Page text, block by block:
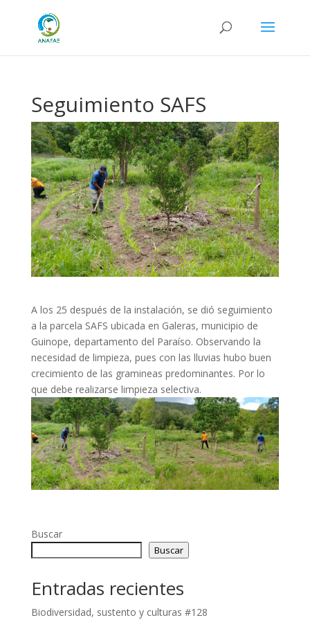
Seguimiento SAFS
A los 25 después de la instalación, se dió seguimiento
a la parcela SAFS ubicada en Galeras, municipio de
Guinope, departamento del Paraíso. Observando la
necesidad de limpieza, pues con las lluvias hubo buen
crecimiento de las gramineas predominantes. Por lo
que debe realizarse limpieza selectiva.
Buscar
Buscar
Entradas recientes
Biodiversidad, sustento y culturas #128